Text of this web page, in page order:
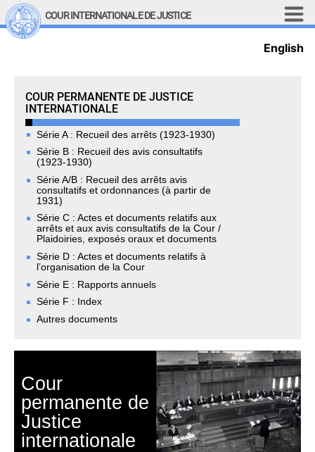
Aller au contenu principal
English
COUR INTERNATIONALE DE JUSTICE
Cour
permanente de
Justice
internationale
Permanent Court of International Justice
COUR PERMANENTE DE JUSTICE
INTERNATIONALE
Série A : Recueil des arrêts (1923-1930)
Série B : Recueil des avis consultatifs
(1923-1930)
Série A/B : Recueil des arrêts avis
consultatifs et ordonnances (à partir de
1931)
Série C : Actes et documents relatifs aux
arrêts et aux avis consultatifs de la Cour /
Plaidoiries, exposés oraux et documents
Série D : Actes et documents relatifs à
l’organisation de la Cour
Série E : Rapports annuels
Série F : Index
Autres documents
English
Main navigation
LA COUR
Historique
Membres de la Cour
Membres actuels
Tous les membres
Présidence
Déclarations du président
Juges
ad hoc
Juges ad hoc
Fonctionnement
aux Parties
Rapports annuels
80e anniversaire de la
Cour